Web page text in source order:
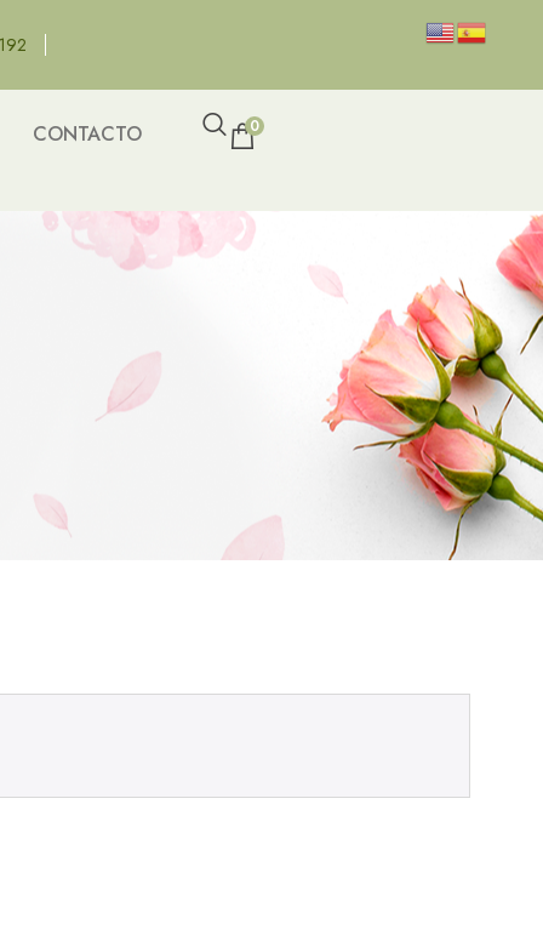
CONTACTO 0